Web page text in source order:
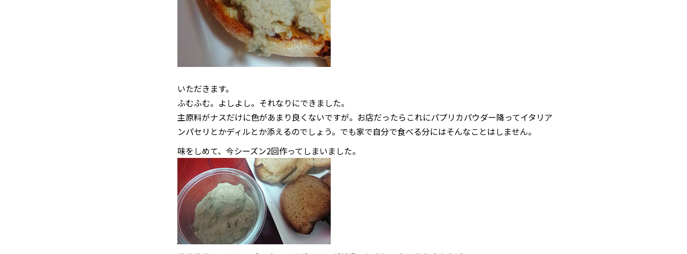
いただきます。
ふむふむ。よしよし。それなりにできました。
主原料がナスだけに色があまり良くないですが。お店だったらこれにパプリカパウダー降ってイタリア
ンパセリとかディルとか添えるのでしょう。でも家で自分で食べる分にはそんなことはしません。
味をしめて、今シーズン2回作ってしまいました。